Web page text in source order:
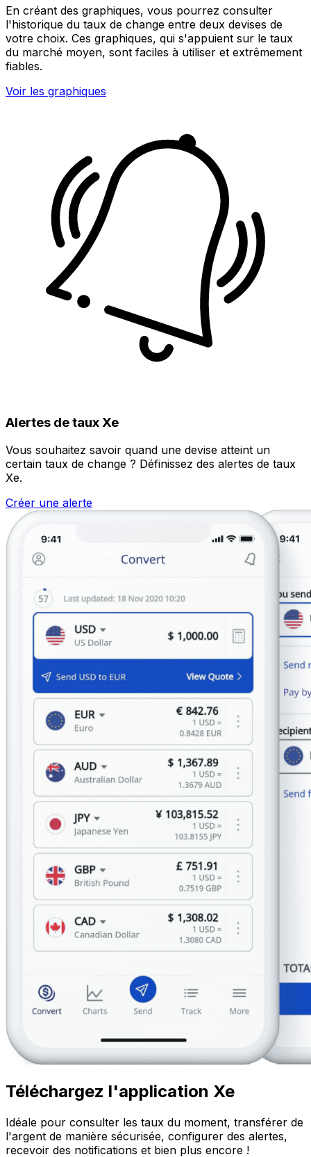
En créant des graphiques, vous pourrez consulter
l'historique du taux de change entre deux devises de
votre choix. Ces graphiques, qui s'appuient sur le taux
du marché moyen, sont faciles à utiliser et extrêmement
fiables.
Voir les graphiques
Alertes de taux Xe
Vous souhaitez savoir quand une devise atteint un
certain taux de change ? Définissez des alertes de taux
Xe.
Créer une alerte
Téléchargez l'application Xe
Idéale pour consulter les taux du moment, transférer de
l'argent de manière sécurisée, configurer des alertes,
recevoir des notifications et bien plus encore !